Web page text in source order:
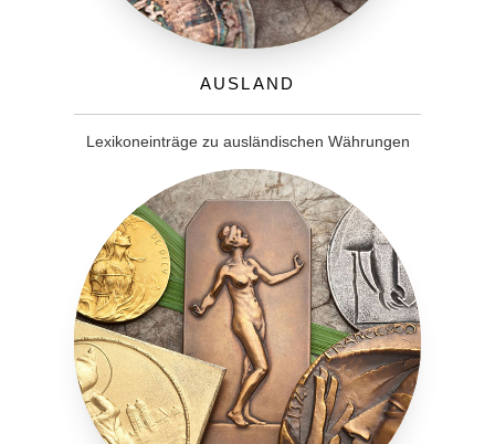
Ausland
Lexikoneinträge zu ausländischen Währungen